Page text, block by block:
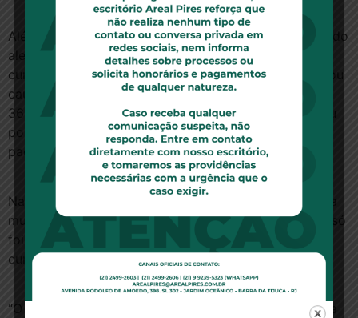
Além disso, a magistrada destacou que, ao contrário do
alegado pela operadora, a ausência de prazo para o
cumprimento da determinação judicial não representou
causa para que a multa chegasse ao patamar de R$
365 mil, inclusive porque o descumprimento perdurou
por 365 dias e só se encerrou com a morte da
paciente.
Nancy Andrighi reconheceu que o valor acumulado da
multa diária é alto; porém, enfatizou que o montante só
foi alcançado em razão da resistência do plano em
cumprir a ordem judicial.
“O cenário que se apresenta é de uma multa periódica